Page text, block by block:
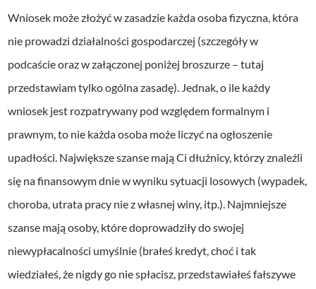
Wniosek może złożyć w zasadzie każda osoba fizyczna, która
nie prowadzi działalności gospodarczej (szczegóły w
podcaście oraz w załączonej poniżej broszurze – tutaj
przedstawiam tylko ogólna zasadę). Jednak, o ile każdy
wniosek jest rozpatrywany pod względem formalnym i
prawnym, to nie każda osoba może liczyć na ogłoszenie
upadłości. Największe szanse mają Ci dłużnicy, którzy znaleźli
się na finansowym dnie w wyniku sytuacji losowych (wypadek,
choroba, utrata pracy nie z własnej winy, itp.). Najmniejsze
szanse mają osoby, które doprowadziły do swojej
niewypłacalności umyślnie (brałeś kredyt, choć i tak
wiedziałeś, że nigdy go nie spłacisz, przedstawiałeś fałszywe